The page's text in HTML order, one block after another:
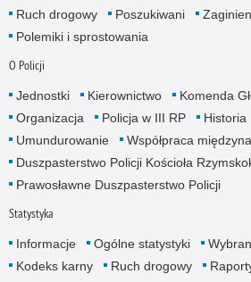
Ruch drogowy
Poszukiwani
Polemiki i sprostowania
O Policji
Jednostki Kierownictwo
Komenda
Organizacja
Policja w III RP Historia
Umundurowanie
Współpraca
Duszpasterstwo Policji Kościoła
Prawosławne Duszpasterstwo Policji
Statystyka
Informacje Ogólne statystyki
Kodeks karny
Ruch drogowy